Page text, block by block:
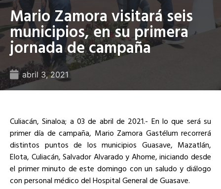
Mario Zamora visitará seis
municipios, en su primera
jornada de campaña
abril 3, 2021
Culiacán, Sinaloa; a 03 de abril de 2021.- En lo que será su
primer día de campaña, Mario Zamora Gastélum recorrerá
distintos puntos de los municipios Guasave, Mazatlán,
Elota, Culiacán, Salvador Alvarado y Ahome, iniciando desde
el primer minuto de este domingo con un saludo y diálogo
con personal médico del Hospital General de Guasave.